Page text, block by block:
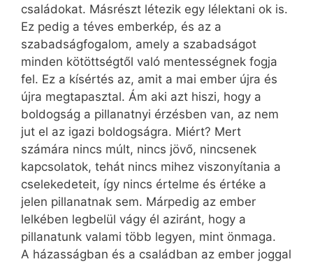
családokat. Másrészt létezik egy lélektani ok is.
Ez pedig a téves emberkép, és az a
szabadságfogalom, amely a szabadságot
minden kötöttségtől való mentességnek fogja
fel. Ez a kísértés az, amit a mai ember újra és
újra megtapasztal. Ám aki azt hiszi, hogy a
boldogság a pillanatnyi érzésben van, az nem
jut el az igazi boldogságra. Miért? Mert
számára nincs múlt, nincs jövő, nincsenek
kapcsolatok, tehát nincs mihez viszonyítania a
cselekedeteit, így nincs értelme és értéke a
jelen pillanatnak sem. Márpedig az ember
lelkében legbelül vágy él aziránt, hogy a
pillanatunk valami több legyen, mint önmaga.
A házasságban és a családban az ember joggal